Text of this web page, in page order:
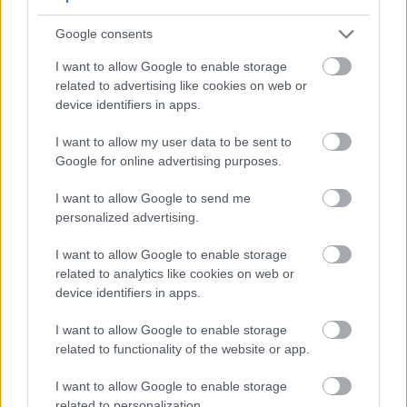
Google consents
I want to allow Google to enable storage
related to advertising like cookies on web or
device identifiers in apps.
I want to allow my user data to be sent to
Google for online advertising purposes.
I want to allow Google to send me
personalized advertising.
I want to allow Google to enable storage
related to analytics like cookies on web or
device identifiers in apps.
I want to allow Google to enable storage
related to functionality of the website or app.
I want to allow Google to enable storage